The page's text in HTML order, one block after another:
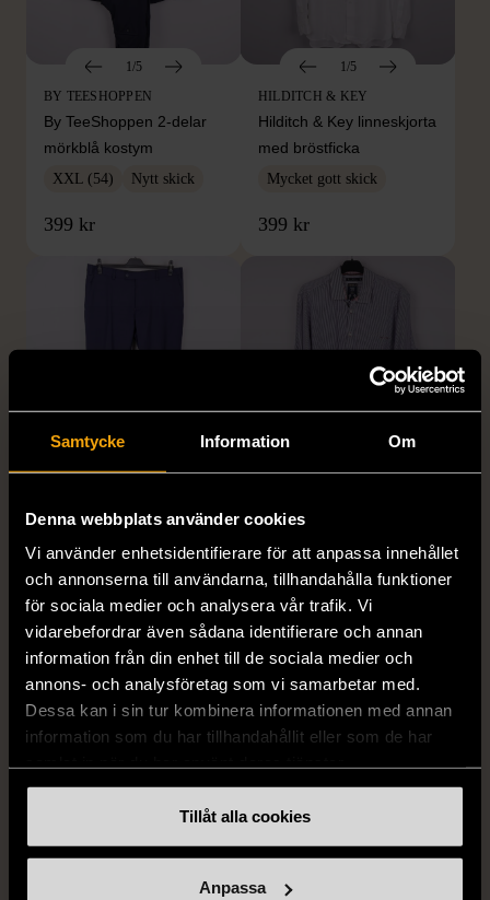
Samtycke Information Om
Denna webbplats använder cookies
Vi använder enhetsidentifierare för att anpassa innehållet
och annonserna till användarna, tillhandahålla funktioner
för sociala medier och analysera vår trafik. Vi
vidarebefordrar även sådana identifierare och annan
information från din enhet till de sociala medier och
annons- och analysföretag som vi samarbetar med.
Dessa kan i sin tur kombinera informationen med annan
information som du har tillhandahållit eller som de har
Tillåt alla cookies
Anpassa
1/5
BY TEESHOPPEN
By TeeShoppen 2-delar
mörkblå kostym
XXL (54) Nytt skick
399 kr
1/5
HILDITCH & KEY
Hilditch & Key linneskjorta
med bröstficka
Mycket gott skick
399 kr
1/5
Dressmann -
Kostymbyxor med
pressveck
Gott skick
159 kr
1/5
Bondelid - Randig skjorta
- Blå vit
XL (52)
Mycket gott skick
199 kr